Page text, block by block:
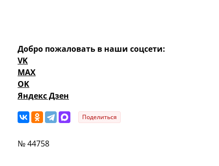
Добро пожаловать в наши соцсети:
VK
MAX
OK
Яндекс Дзен
Поделиться
№ 44758